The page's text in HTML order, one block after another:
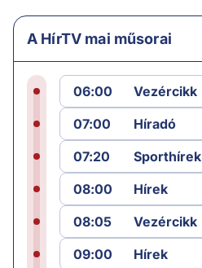
A HírTV mai műsorai
06:00
Vezércikk
07:00
Híradó
07:20
Sporthírek
08:00
Hírek
08:05
Vezércikk
09:00
Hírek